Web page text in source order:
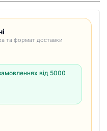
та формат доставки
від 5000